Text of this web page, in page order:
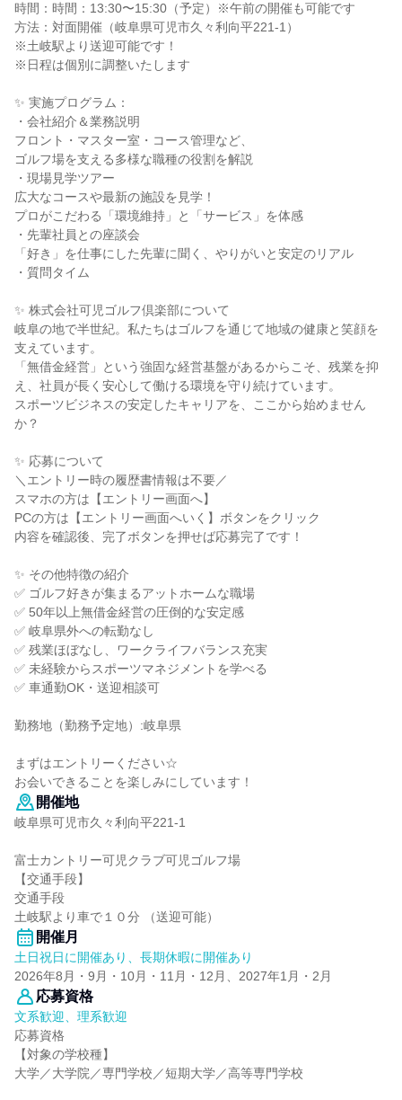
時間：時間：13:30〜15:30（予定）※午前の開催も可能です
方法：対面開催（岐阜県可児市久々利向平221-1）
※土岐駅より送迎可能です！
※日程は個別に調整いたします
✨ 実施プログラム：
・会社紹介＆業務説明
フロント・マスター室・コース管理など、
ゴルフ場を支える多様な職種の役割を解説
・現場見学ツアー
広大なコースや最新の施設を見学！
プロがこだわる「環境維持」と「サービス」を体感
・先輩社員との座談会
「好き」を仕事にした先輩に聞く、やりがいと安定のリアル
・質問タイム
✨ 株式会社可児ゴルフ倶楽部について
岐阜の地で半世紀。私たちはゴルフを通じて地域の健康と笑顔を
支えています。
「無借金経営」という強固な経営基盤があるからこそ、残業を抑
え、社員が長く安心して働ける環境を守り続けています。
スポーツビジネスの安定したキャリアを、ここから始めません
か？
✨ 応募について
＼エントリー時の履歴書情報は不要／
スマホの方は【エントリー画面へ】
PCの方は【エントリー画面へいく】ボタンをクリック
内容を確認後、完了ボタンを押せば応募完了です！
✨ その他特徴の紹介
✅ ゴルフ好きが集まるアットホームな職場
✅ 50年以上無借金経営の圧倒的な安定感
✅ 岐阜県外への転勤なし
✅ 残業ほぼなし、ワークライフバランス充実
✅ 未経験からスポーツマネジメントを学べる
✅ 車通勤OK・送迎相談可
勤務地（勤務予定地）:岐阜県
まずはエントリーください☆
お会いできることを楽しみにしています！
開催地
岐阜県可児市久々利向平221-1
富士カントリー可児クラブ可児ゴルフ場
【交通手段】
交通手段
土岐駅より車で１０分 （送迎可能）
開催月
土日祝日に開催あり、長期休暇に開催あり
2026年8月・9月・10月・11月・12月、2027年1月・2月
応募資格
文系歓迎、理系歓迎
応募資格
【対象の学校種】
大学／大学院／専門学校／短期大学／高等専門学校